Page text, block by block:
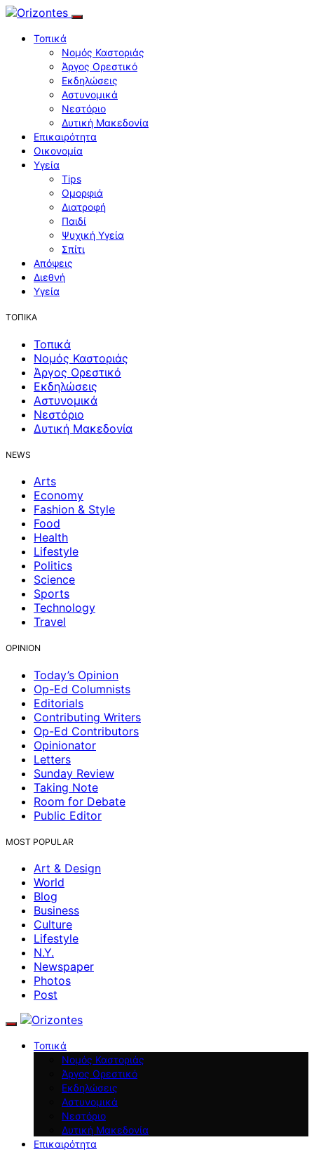
Τοπικά
Νομός Καστοριάς
Άργος Ορεστικό
Εκδηλώσεις
Αστυνομικά
Νεστόριο
Δυτική Μακεδονία
Επικαιρότητα
Οικονομία
Υγεία
Tips
Ομορφιά
Διατροφή
Παιδί
Ψυχική Υγεία
Σπίτι
Απόψεις
Διεθνή
Υγεία
ΤΟΠΙΚΑ
Τοπικά
Νομός Καστοριάς
Άργος Ορεστικό
Εκδηλώσεις
Αστυνομικά
Νεστόριο
Δυτική Μακεδονία
NEWS
Arts
Economy
Fashion & Style
Food
Health
Lifestyle
Politics
Science
Sports
Technology
Travel
OPINION
Today’s Opinion
Op-Ed Columnists
Editorials
Contributing Writers
Op-Ed Contributors
Opinionator
Letters
Sunday Review
Taking Note
Room for Debate
Public Editor
MOST POPULAR
Art & Design
World
Blog
Business
Culture
Lifestyle
N.Y.
Newspaper
Photos
Post
Τοπικά
Νομός Καστοριάς
Άργος Ορεστικό
Εκδηλώσεις
Αστυνομικά
Νεστόριο
Δυτική Μακεδονία
Επικαιρότητα